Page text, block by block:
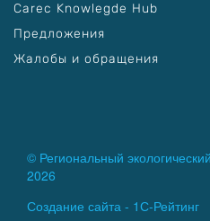
Carec Knowlegde Hub
Предложения
Жалобы и обращения
© Региональный
2026
Создание сайта - 1С-Рейтинг